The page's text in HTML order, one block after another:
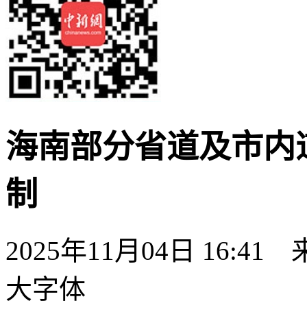
海南部分省道及市
制
2025年11月04日 16:41
大字体